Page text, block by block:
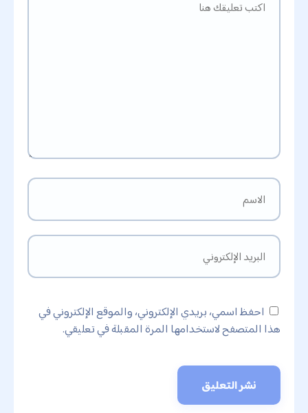
احفظ اسمي، بريدي الإلكتروني، والموقع الإلكتروني في
هذا المتصفح لاستخدامها المرة المقبلة في تعليقي.